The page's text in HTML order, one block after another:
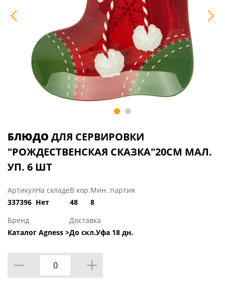
БЛЮДО ДЛЯ СЕРВИРОВКИ
"РОЖДЕСТВЕНСКАЯ СКАЗКА"20СМ МАЛ.
УП. 6 ШТ
Артикул
337396
На складе
Нет
В кор.
48
Мин. партия
8
Бренд
Каталог Agness >
Доставка
До скл.Уфа 18 дн.